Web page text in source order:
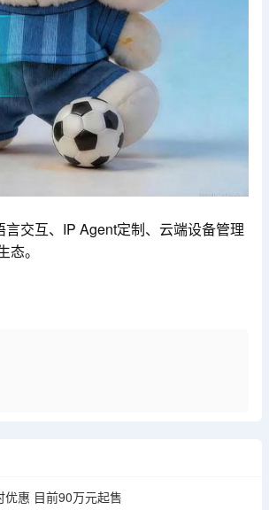
交互、IP Agent定制、云端设备管理
。
优惠 目前90万元起售